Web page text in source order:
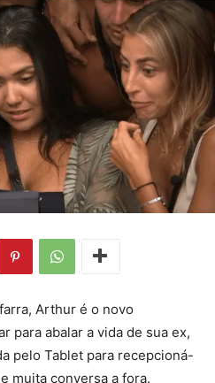
Arthur é o novo
para abalar a vida de sua ex,
pelo Tablet para recepcioná-
muita conversa a fora.